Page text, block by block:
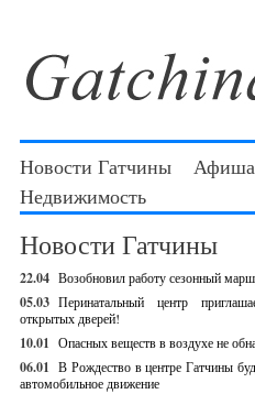
Новости Гатчины
Недвижимость
Новости Гатчины
22.04 Возобновил работу сезонный
05.03 Перинатальный центр
открытых дверей!
10.01 Опасных веществ в воздухе не
06.01 В Рождество в центре Гатчины
автомобильное движение